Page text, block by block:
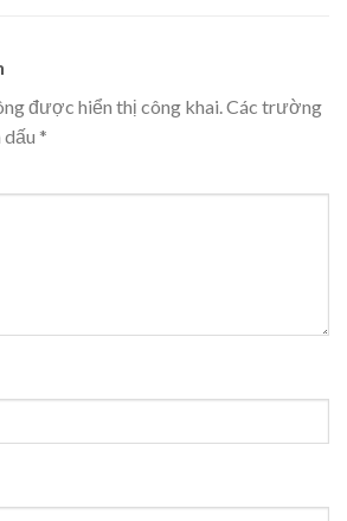
được hiển thị công khai. Các trường
*